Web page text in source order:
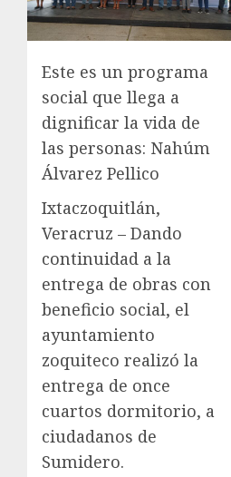
Este es un programa
social que llega a
dignificar la vida de
las personas: Nahúm
Álvarez Pellico
Ixtaczoquitlán,
Veracruz – Dando
continuidad a la
entrega de obras con
beneficio social, el
ayuntamiento
zoquiteco realizó la
entrega de once
cuartos dormitorio, a
ciudadanos de
Sumidero.